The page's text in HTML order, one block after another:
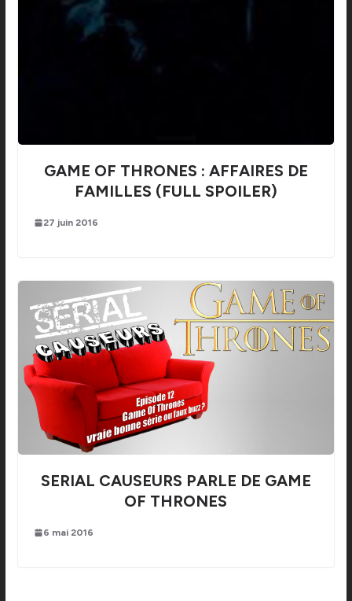
GAME OF THRONES : AFFAIRES DE
FAMILLES (FULL SPOILER)
27 juin 2016
SERIAL CAUSEURS PARLE DE GAME
OF THRONES
6 mai 2016